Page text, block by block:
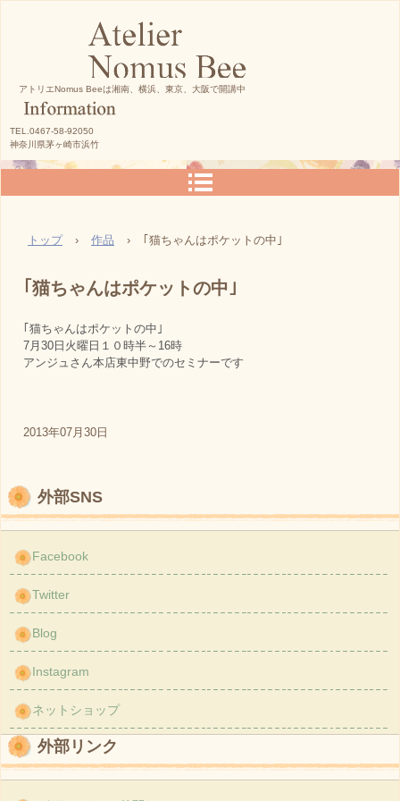
アトリエNomus Beeは湘南、横浜、東京、大阪で開講中
TEL.0467-58-92050
神奈川県茅ヶ崎市浜竹
トップ › 作品 › ｢猫ちゃんはポケットの中｣
｢猫ちゃんはポケットの中｣
｢猫ちゃんはポケットの中｣
7月30日火曜日１０時半～16時
アンジュさん本店東中野でのセミナーです
2013年07月30日
外部SNS
Facebook
Twitter
Blog
Instagram
ネットショップ
外部リンク